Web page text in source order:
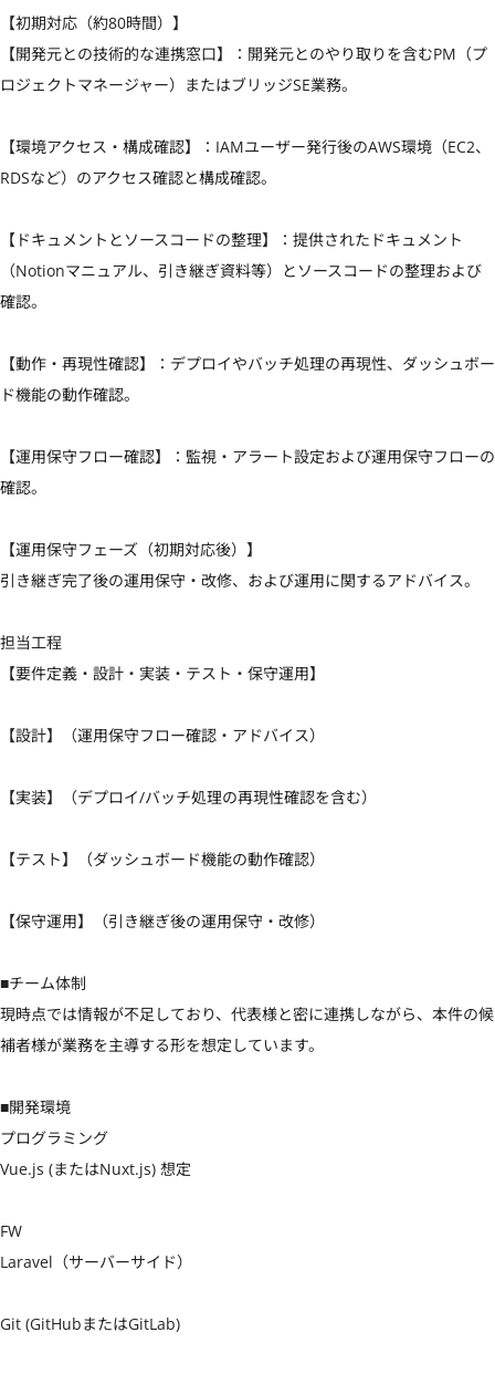
【初期対応（約80時間）】
【開発元との技術的な連携窓口】：開発元とのやり取りを含むPM（プ
ロジェクトマネージャー）またはブリッジSE業務。
【環境アクセス・構成確認】：IAMユーザー発行後のAWS環境（EC2、
RDSなど）のアクセス確認と構成確認。
【ドキュメントとソースコードの整理】：提供されたドキュメント
（Notionマニュアル、引き継ぎ資料等）とソースコードの整理および
確認。
【動作・再現性確認】：デプロイやバッチ処理の再現性、ダッシュボー
ド機能の動作確認。
【運用保守フロー確認】：監視・アラート設定および運用保守フローの
確認。
【運用保守フェーズ（初期対応後）】
引き継ぎ完了後の運用保守・改修、および運用に関するアドバイス。
担当工程
【要件定義・設計・実装・テスト・保守運用】
【設計】（運用保守フロー確認・アドバイス）
【実装】（デプロイ/バッチ処理の再現性確認を含む）
【テスト】（ダッシュボード機能の動作確認）
【保守運用】（引き継ぎ後の運用保守・改修）
■チーム体制
現時点では情報が不足しており、代表様と密に連携しながら、本件の候
補者様が業務を主導する形を想定しています。
■開発環境
プログラミング
Vue.js (またはNuxt.js) 想定
FW
Laravel（サーバーサイド）
Git (GitHubまたはGitLab)